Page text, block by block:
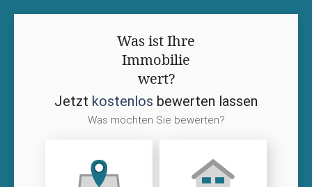
Was ist Ihre
Immobilie
wert?
Jetzt kostenlos bewerten lassen
Was möchten Sie bewerten?